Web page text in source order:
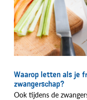
Waarop letten als je
zwangerschap?
Ook tijdens de